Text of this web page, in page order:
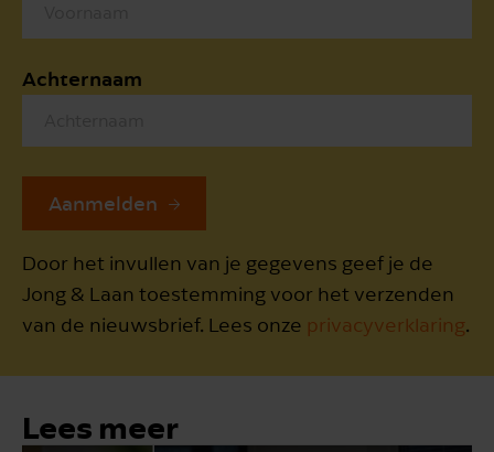
Achternaam
Aanmelden
Door het invullen van je gegevens geef je de
Jong & Laan toestemming voor het verzenden
van de nieuwsbrief. Lees onze privacyverklaring.
Lees meer